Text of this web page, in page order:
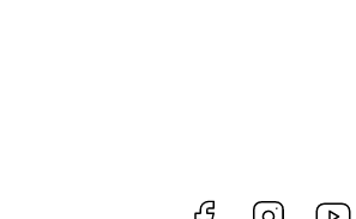
Facebook Instagram